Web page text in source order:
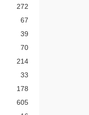
272
67
39
70
214
33
178
605